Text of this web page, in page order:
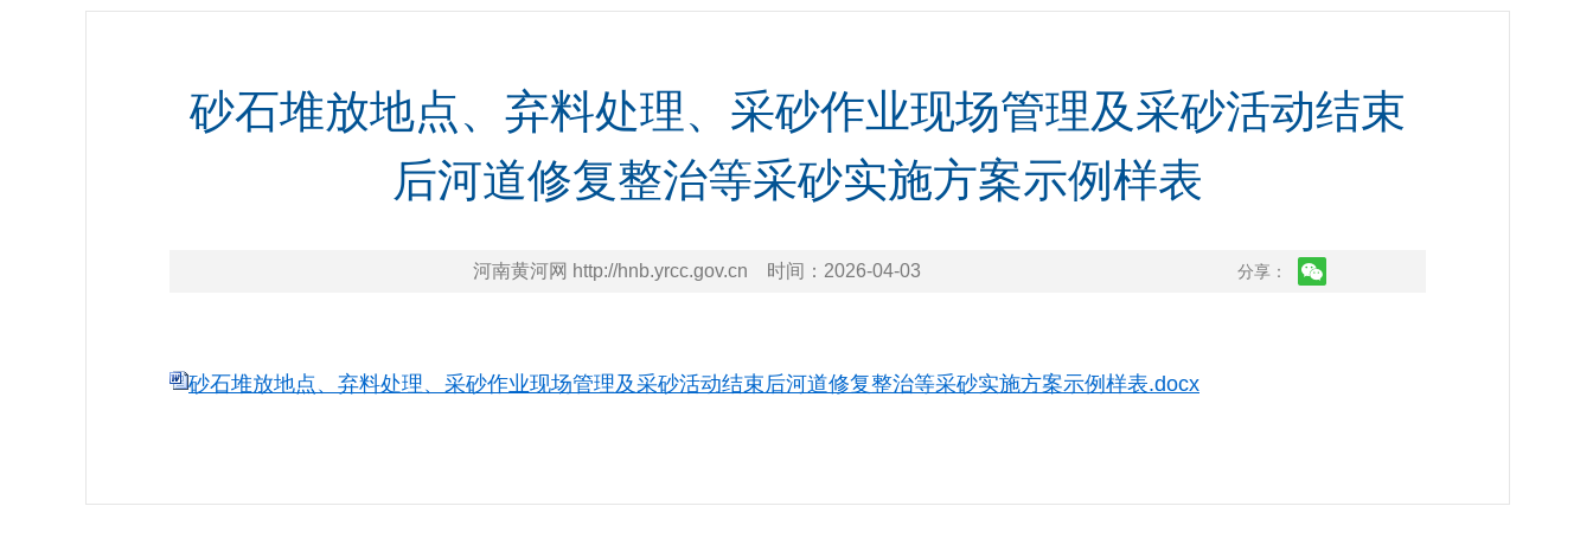
砂石堆放地点、弃料处理、采砂作业现场管理及采砂活动结束
后河道修复整治等采砂实施方案示例样表
河南黄河网 http://hnb.yrcc.gov.cn 时间： 2026-04-03 分享：
砂石堆放地点、弃料处理、采砂作业现场管理及采砂活动结束后河道修复整治等采砂实施方案示例样表.docx